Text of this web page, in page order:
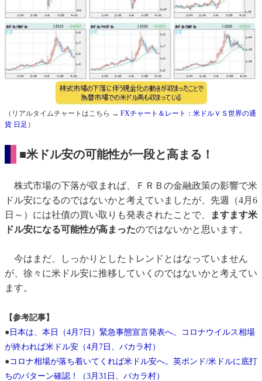
（リアルタイムチャートはこちら → FXチャート＆レート：米ドルＶＳ世界の通
貨 日足 ）
■米ドル安の可能性が一段と高まる！
株式市場の下落が収まれば、ＦＲＢの金融政策の影響で米
ドル安になるのではないかと考えていましたが、先週（4月6
日～）には社債の買い取りも発表されたことで、
ますます米
ドル安になる可能性が高まったのではないかと思います。
今はまだ、しっかりとしたトレンドとはなっていません
が、徐々に米ドル安に推移していくのではないかと考えてい
ます。
【参考記事】
● 日本は、本日（4月7日）緊急事態宣言発表へ。コロナウイルス相場
が終われば米ドル安（4月7日、バカラ村）
●コロナ相場が落ち着いてくれば米ドル安へ。英ポンド/米ドルに底打
ちのパターン確認！（3月31日、バカラ村）